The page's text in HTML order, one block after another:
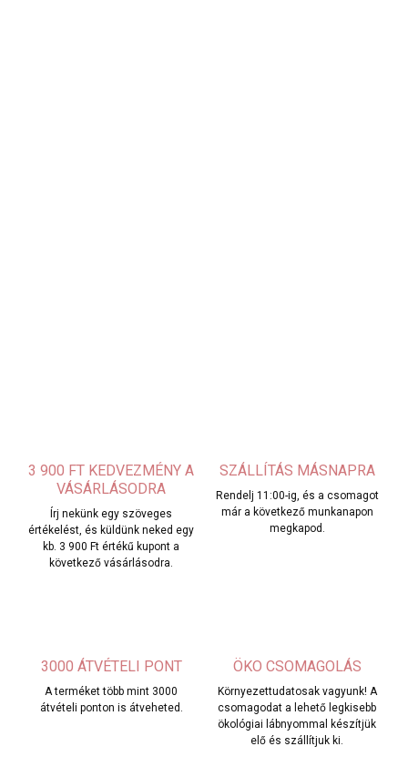
3 900 FT KEDVEZMÉNY A
VÁSÁRLÁSODRA
Írj nekünk egy szöveges
értékelést, és küldünk neked egy
kb. 3 900 Ft értékű kupont a
következő vásárlásodra.
SZÁLLÍTÁS MÁSNAPRA
Rendelj 11:00-ig, és a csomagot
már a következő munkanapon
megkapod.
3000 ÁTVÉTELI PONT
A terméket több mint 3000
átvételi ponton is átveheted.
ÖKO CSOMAGOLÁS
Környezettudatosak vagyunk! A
csomagodat a lehető legkisebb
ökológiai lábnyommal készítjük
elő és szállítjuk ki.